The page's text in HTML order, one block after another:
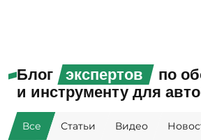
Блог экспертов
по
и инструменту для
Все Статьи Видео